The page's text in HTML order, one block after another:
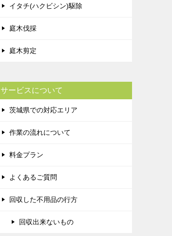
イタチ(ハクビシン)駆除
庭木伐採
庭木剪定
サービスについて
茨城県での対応エリア
作業の流れについて
料金プラン
よくあるご質問
回収した不用品の行方
回収出来ないもの